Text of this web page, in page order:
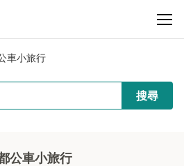
車小旅行
搜尋
公車小旅行